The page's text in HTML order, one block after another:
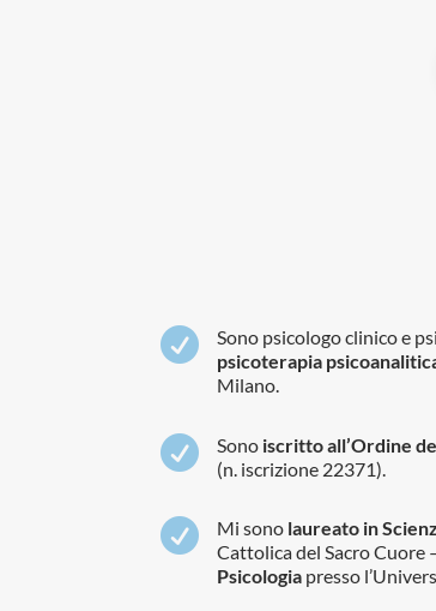

Sono psicologo clinico e
psicoterapia
Milano.
 Sono iscritto all’Ordine
(n. iscrizione 22371).
 Mi sono laureato in
Cattolica del Sacro Cuore
Psicologia presso